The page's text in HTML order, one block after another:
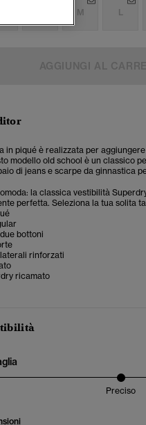
M L
in piqué è realizzata per
modello old school è un classico
di jeans e scarpe da ginnastica
la classica vestibilità
perfetta. Seleziona la tua solita
bottoni
rinforzati
ricamato
Preciso